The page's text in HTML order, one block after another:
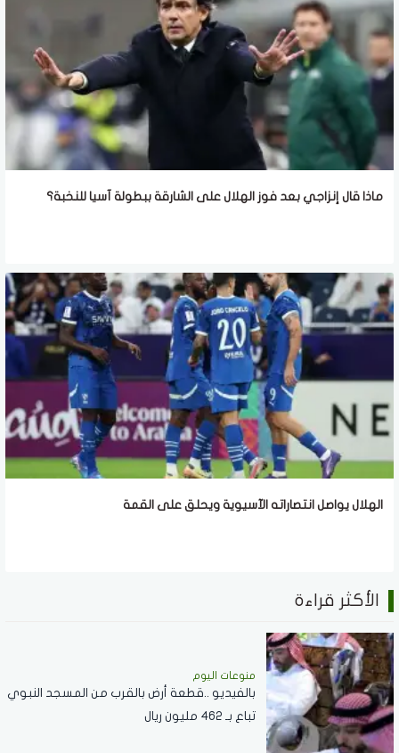
ماذا قال إنزاجي بعد فوز الهلال على الشارقة ببطولة آسيا للنخبة؟
الهلال يواصل انتصاراته الآسيوية ويحلق على القمة
الأكثر قراءة
منوعات اليوم
بالفيديو ..قطعة أرض بالقرب من المسجد النبوي
تباع بـ 462 مليون ريال